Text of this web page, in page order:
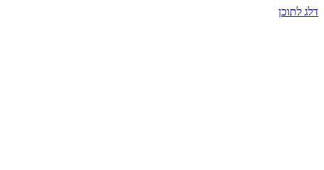
דלג לתוכן